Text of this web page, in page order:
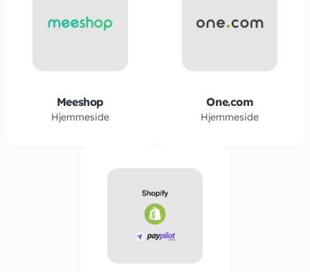
Meeshop
Hjemmeside
One.com
Hjemmeside